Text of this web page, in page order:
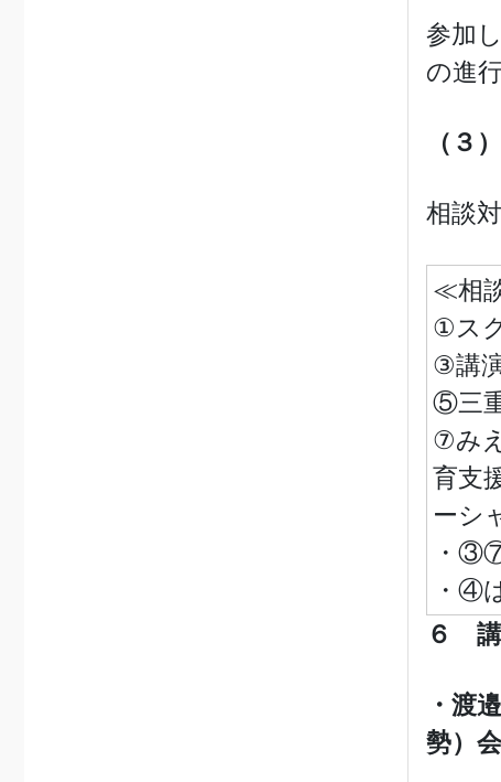
参加
の進
（３
相談
≪相
①ス
③
⑤三
⑦み
育支
ーシ
・
・④
６ 講
・渡
勢）